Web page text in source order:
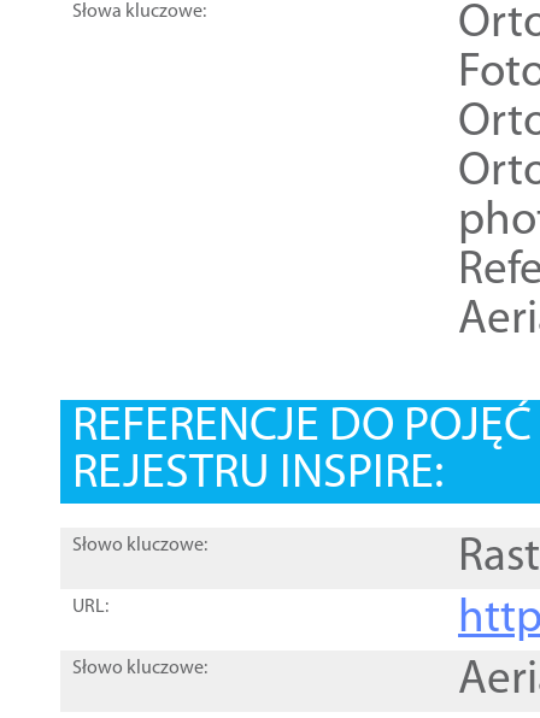
Słowa kluczowe:
REFERENCJE DO
REJESTRU INSPIRE:
Słowo kluczowe:
URL:
Słowo kluczowe: